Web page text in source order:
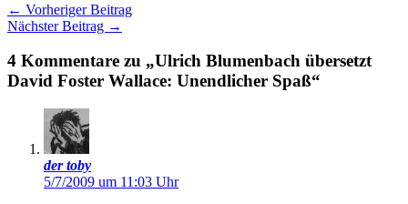
← Vorheriger Beitrag
Nächster Beitrag →
4 Kommentare zu „Ulrich Blumenbach übersetzt
David Foster Wallace: Unendlicher Spaß“
der toby
5/7/2009 um 11:03 Uhr